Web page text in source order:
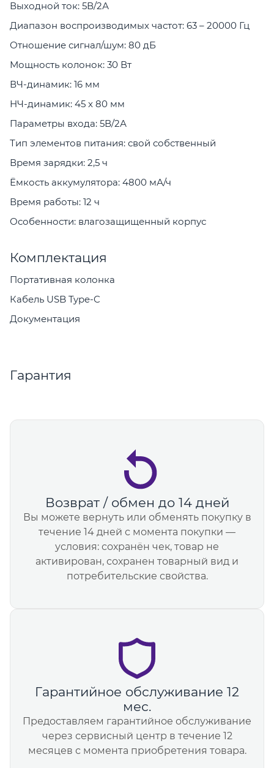
Выходной ток: 5В/2А
Диапазон воспроизводимых частот: 63 – 20000 Гц
Отношение сигнал/шум: 80 дБ
Мощность колонок: 30 Вт
ВЧ-динамик: 16 мм
НЧ-динамик: 45 x 80 мм
Параметры входа: 5В/2А
Тип элементов питания: свой собственный
Время зарядки: 2,5 ч
Ёмкость аккумулятора: 4800 мА/ч
Время работы: 12 ч
Особенности: влагозащищенный корпус
Комплектация
Портативная колонка
Кабель USB Type-C
Документация
Гарантия
Возврат / обмен до 14 дней
Вы можете вернуть или обменять покупку в
течение 14 дней с момента покупки —
условия: сохранён чек, товар не
активирован, сохранен товарный вид и
потребительские свойства.
Гарантийное обслуживание 12
мес.
Предоставляем гарантийное обслуживание
через сервисный центр в течение 12
месяцев с момента приобретения товара.